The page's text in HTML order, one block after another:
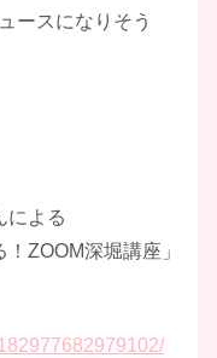
ースになりそう
よる
ZOOM深堀講座」